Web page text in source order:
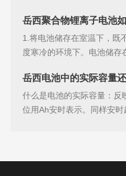
岳西聚合物锂离子电池
1.将电池储存在室温下，既
度寒冷的环境下。电池储
岳西电池中的实际容量
什么是电池的实际容量：反
位用Ah安时表示。同样安